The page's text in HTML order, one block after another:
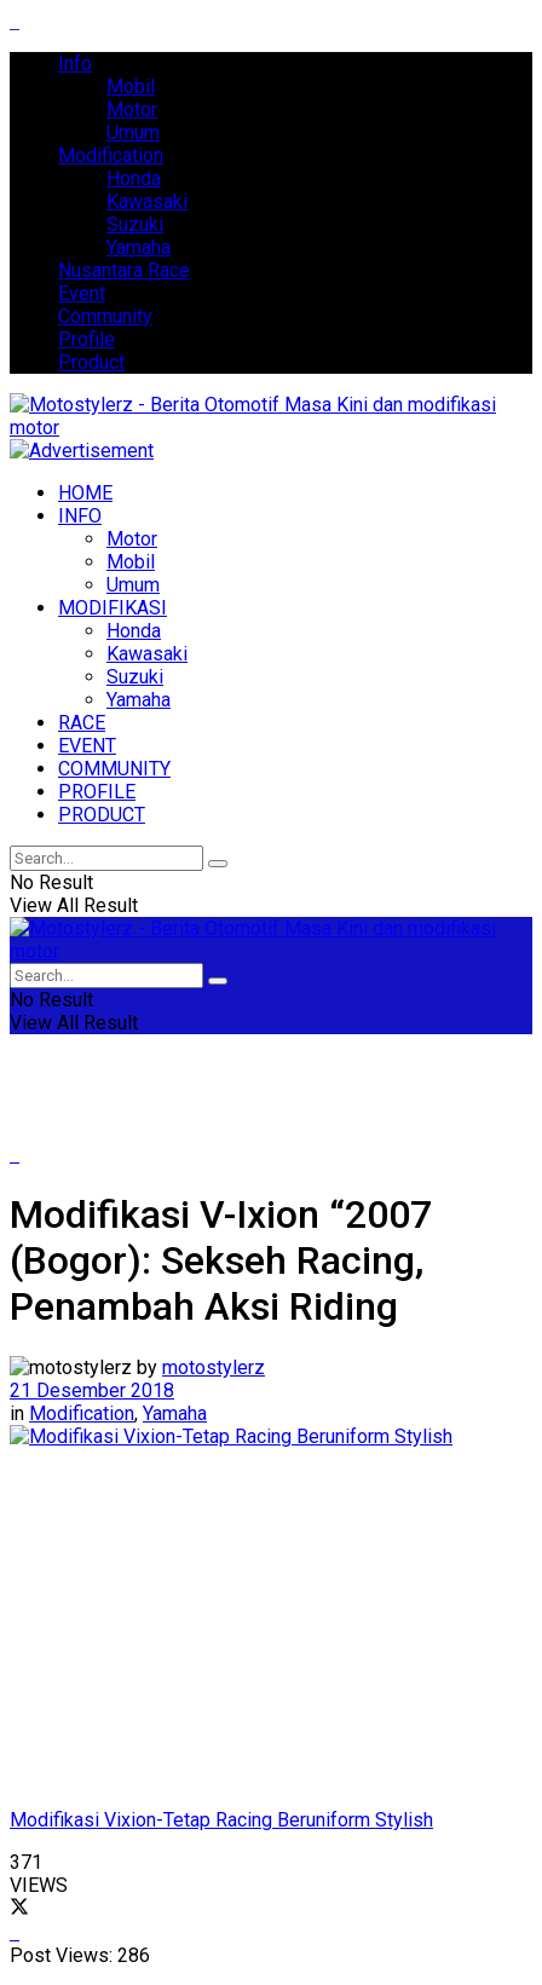
Info
Mobil
Motor
Umum
Modification
Honda
Kawasaki
Suzuki
Yamaha
Nusantara Race
Event
Community
Profile
Product
HOME
INFO
Motor
Mobil
Umum
MODIFIKASI
Honda
Kawasaki
Suzuki
Yamaha
RACE
EVENT
COMMUNITY
PROFILE
PRODUCT
No Result
View All Result
No Result
View All Result
Modifikasi V-Ixion “2007
(Bogor): Sekseh Racing,
Penambah Aksi Riding
by motostylerz
21 Desember 2018
in Modification, Yamaha
Modifikasi Vixion-Tetap Racing Beruniform Stylish
371
VIEWS
Post Views: 286